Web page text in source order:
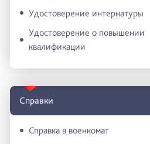
Удостоверение интернатуры
Удостоверение о повышении
квалификации
Справки
Справка в военкомат